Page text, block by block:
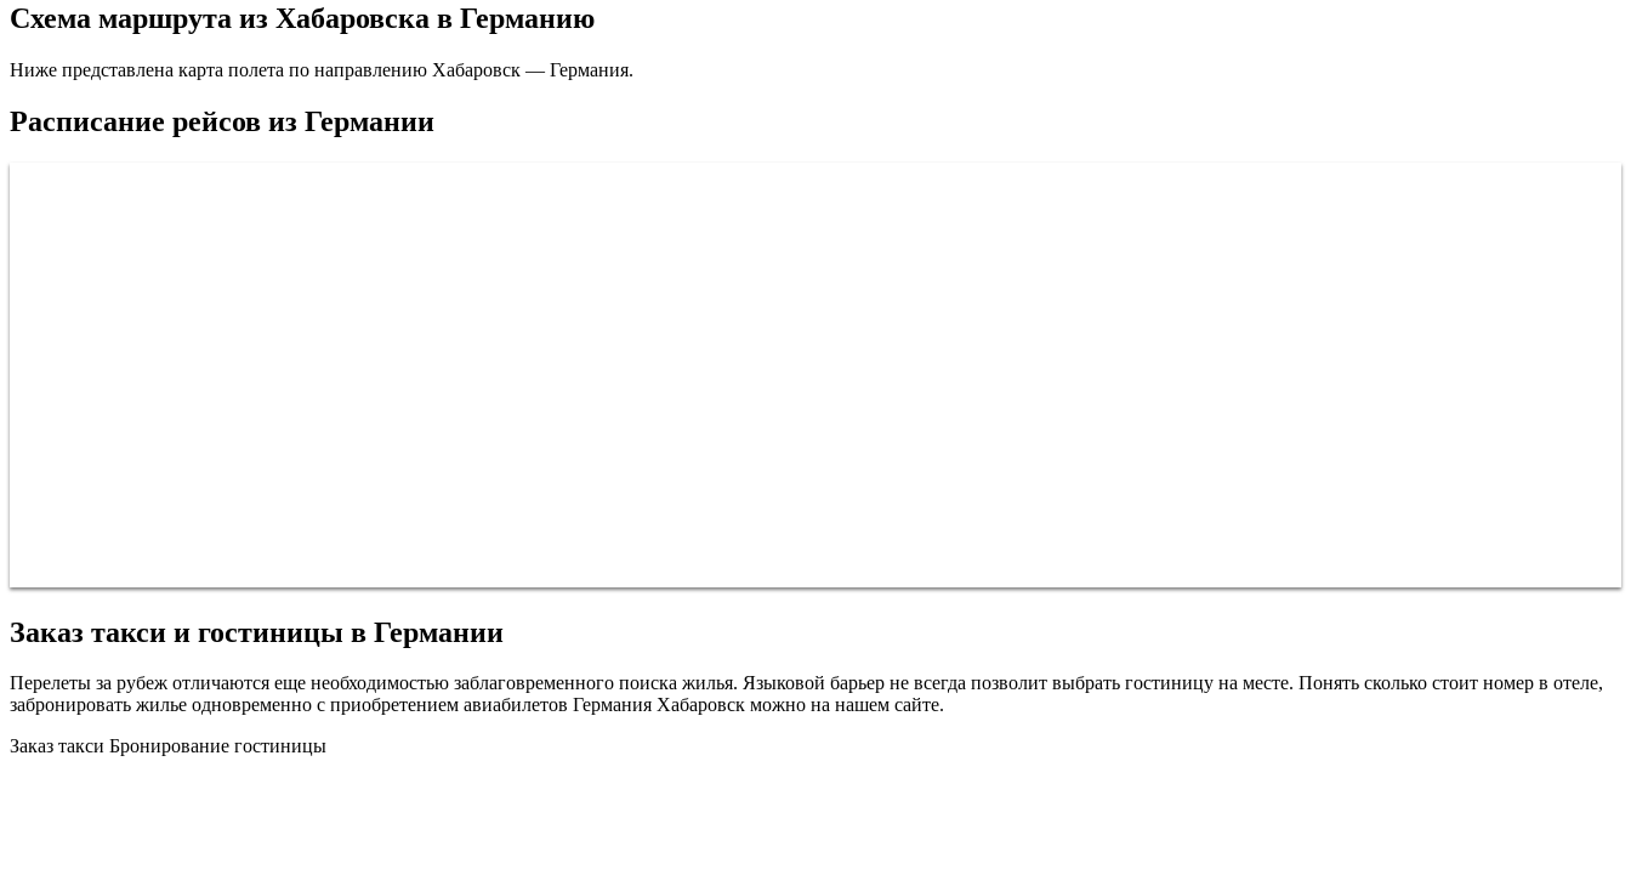
Схема маршрута из Хабаровска в Германию
Ниже представлена карта полета по направлению Хабаровск — Германия.
Расписание рейсов из Германии
Заказ такси и гостиницы в Германии
Перелеты за рубеж отличаются еще необходимостью заблаговременного поиска жилья. Языковой барьер не всегда позволит выбрать гостиницу на месте. Понять сколько стоит номер в отеле,
забронировать жилье одновременно с приобретением авиабилетов Германия Хабаровск можно на нашем сайте.
Заказ такси Бронирование гостиницы